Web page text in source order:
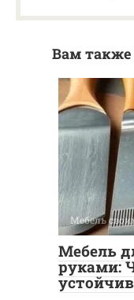
Вам также
Мебель
Мебель
руками: